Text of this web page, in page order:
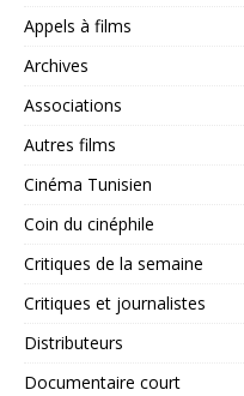
Appels à films
Archives
Associations
Autres films
Cinéma Tunisien
Coin du cinéphile
Critiques de la semaine
Critiques et journalistes
Distributeurs
Documentaire court